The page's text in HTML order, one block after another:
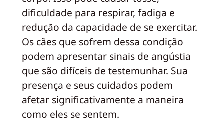
dificuldade para respirar, fadiga e
redução da capacidade de se exercitar.
Os cães que sofrem dessa condição
podem apresentar sinais de angústia
que são difíceis de testemunhar. Sua
presença e seus cuidados podem
afetar significativamente a maneira
como eles se sentem.